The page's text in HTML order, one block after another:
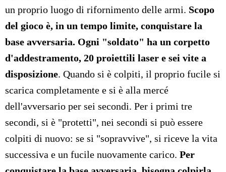
un proprio luogo di rifornimento delle armi. Scopo
del gioco è, in un tempo limite, conquistare la
base avversaria. Ogni "soldato" ha un corpetto
d'addestramento, 20 proiettili laser e sei vite a
disposizione. Quando si è colpiti, il proprio fucile si
scarica completamente e si è alla mercé
dell'avversario per sei secondi. Per i primi tre
secondi, si è "protetti", nei secondi si può essere
colpiti di nuovo: se si "sopravvive", si riceve la vita
successiva e un fucile nuovamente carico. Per